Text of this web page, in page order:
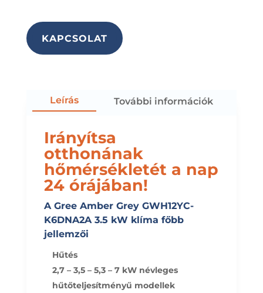
KAPCSOLAT
Leírás További információk
Irányítsa
otthonának
hőmérsékletét a nap
24 órájában!
A Gree Amber Grey GWH12YC-
K6DNA2A 3.5 kW klíma főbb
jellemzői
Hűtés
2,7 – 3,5 – 5,3 – 7 kW névleges
hűtőteljesítményű modellek